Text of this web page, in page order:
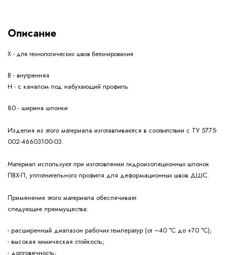
Описание
Х - для технологических швов бетонирования
В - внутренняя
Н - с каналом под набухающий профиль
80 - ширина шпонки
Изделия из этого материала изготавливаются в соответствии с ТУ 5775-
002-46603100-03.
Материал используют при изготовлении гидроизоляционных шпонок
ПВХ-П, уплотнительного профиля для деформационных швов ДШС.
Применение этого материала обеспечивает
следующие преимущества:
- расширенный диапазон рабочих температур (от –40 °С до +70 °С);
- высокая химическая стойкость;
- долговечность;